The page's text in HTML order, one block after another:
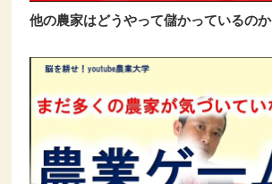
他の農家はどうやって儲かっている